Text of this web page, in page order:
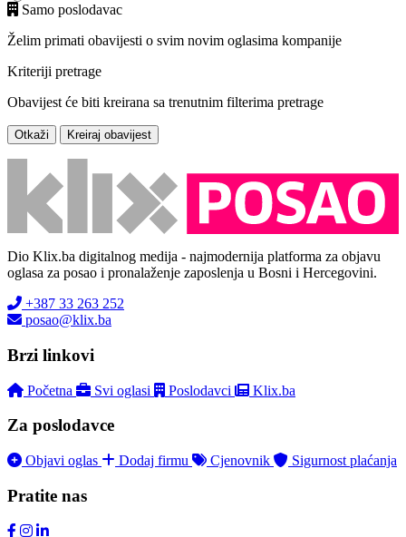
Samo poslodavac
Želim primati obavijesti o svim novim oglasima kompanije
Kriteriji pretrage
Obavijest će biti kreirana sa trenutnim filterima pretrage
Otkaži Kreiraj obavijest
Dio Klix.ba digitalnog medija - najmodernija platforma za objavu
oglasa za posao i pronalaženje zaposlenja u Bosni i Hercegovini.
+387 33 263 252
posao@klix.ba
Brzi linkovi
Početna Svi oglasi Poslodavci Klix.ba
Za poslodavce
Objavi oglas Dodaj firmu Cjenovnik Sigurnost plaćanja
Pratite nas